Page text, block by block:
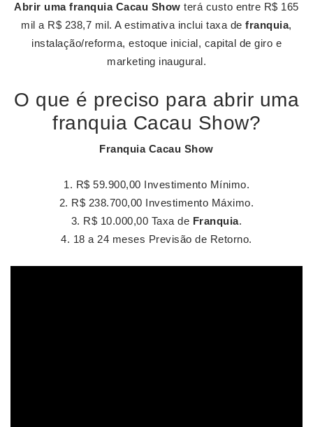
Abrir uma franquia Cacau Show terá custo entre R$ 165
mil a R$ 238,7 mil. A estimativa inclui taxa defranquia,
instalação/reforma, estoque inicial, capital de giro e
marketing inaugural.
O que é preciso para abrir uma
franquia Cacau Show?
Franquia Cacau Show
R$ 59.900,00 Investimento Mínimo.
R$ 238.700,00 Investimento Máximo.
R$ 10.000,00 Taxa de Franquia.
18 a 24 meses Previsão de Retorno.